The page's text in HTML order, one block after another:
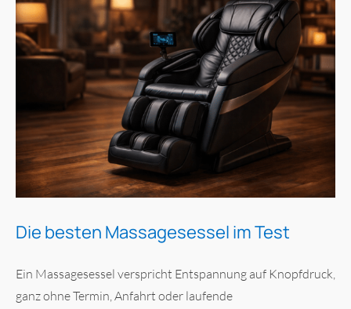
Die besten Massagesessel im Test
Ein Massagesessel verspricht Entspannung auf Knopfdruck,
ganz ohne Termin, Anfahrt oder laufende